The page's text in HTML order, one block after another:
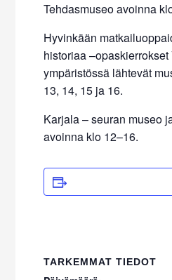
Tehdasmuseo avoinna
Hyvinkään
historiaa
ympäristössä lähtevät
13, 14, 15 ja 16.
Karjala – seuran museo
avoinna klo 12–16.
TARKEMMAT TIEDOT